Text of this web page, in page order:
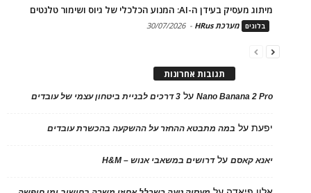
מיתוג מעסיק בעידן ה-AI: המנוע הכלכלי של גיוס ושימור טלנטים
בלוגים מערכת HRus -
30/07/2026
תגובות אחרונות
Nano Banana 2 Proעל 3 דרכים לבניית ביטחון עצמי של עובדים
יפעתעל במה מתבטא ההחזר על ההשקעה בהכשרת עובדים
יאנא קאסםעלדרושים במשאבי אנוש – H&M